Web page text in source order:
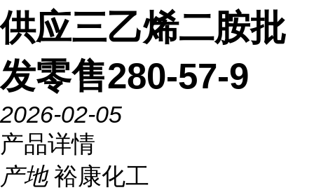
供应三乙烯二胺批
发零售280-57-9
2026-02-05
产品详情
产地 裕康化工